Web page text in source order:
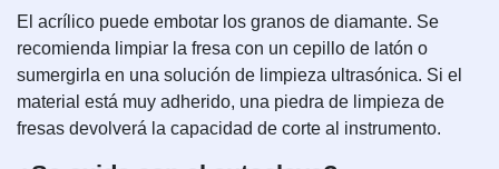
El acrílico puede embotar los granos de diamante. Se
recomienda limpiar la fresa con un cepillo de latón o
sumergirla en una solución de limpieza ultrasónica. Si el
material está muy adherido, una piedra de limpieza de
fresas devolverá la capacidad de corte al instrumento.